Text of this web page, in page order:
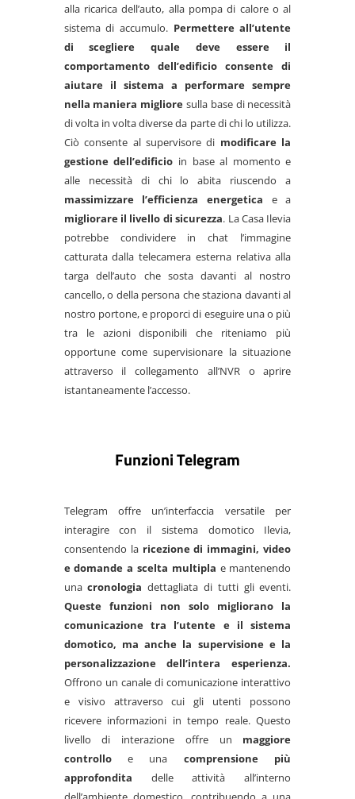
alla ricarica dell’auto, alla pompa di calore o al
sistema di accumulo. Permettere all’utente
di scegliere quale deve essere il
comportamento dell’edificio consente di
aiutare il sistema a performare sempre
nella maniera migliore sulla base di necessità
di volta in volta diverse da parte di chi lo utilizza.
Ciò consente al supervisore di modificare la
gestione dell’edificio in base al momento e
alle necessità di chi lo abita riuscendo a
massimizzare l’efficienza energetica e a
migliorare il livello di sicurezza. La Casa Ilevia
potrebbe condividere in chat l’immagine
catturata dalla telecamera esterna relativa alla
targa dell’auto che sosta davanti al nostro
cancello, o della persona che staziona davanti al
nostro portone, e proporci di eseguire una o più
tra le azioni disponibili che riteniamo più
opportune come supervisionare la situazione
attraverso il collegamento all’NVR o aprire
istantaneamente l’accesso.
Funzioni Telegram
Telegram offre un’interfaccia versatile per
interagire con il sistema domotico Ilevia,
consentendo la ricezione di immagini, video
e domande a scelta multipla e mantenendo
unacronologia dettagliata di tutti gli eventi.
Queste funzioni non solo migliorano la
comunicazione tra l’utente e il sistema
domotico, ma anche la supervisione e la
personalizzazione dell’intera esperienza.
Offrono un canale di comunicazione interattivo
e visivo attraverso cui gli utenti possono
ricevere informazioni in tempo reale. Questo
livello di interazione offre un maggiore
controlloe una comprensione più
approfondita delle attività all’interno